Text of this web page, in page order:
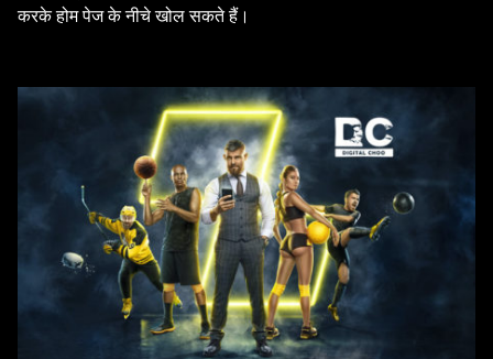
करके होम पेज के नीचे खोल सकते हैं।